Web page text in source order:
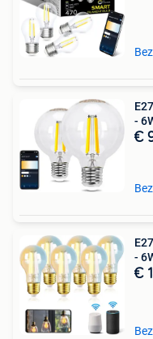
-
€
-
€